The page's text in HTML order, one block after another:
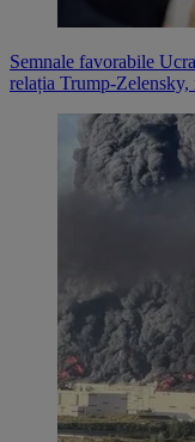
Semnale favorabile
relația Trump-Zelensky,